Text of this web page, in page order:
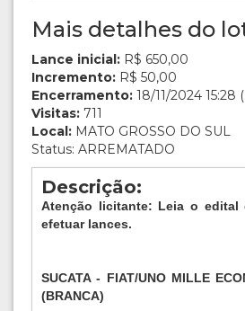
Mais detalhes do
Lance inicial: R$ 650,00
Incremento: R$ 50,00
Encerramento: 18/11/2024 15:28
Visitas: 711
Local: MATO GROSSO DO SUL
Status: ARREMATADO
Descrição:
Atenção licitante: Leia o edital
efetuar lances.
SUCATA - FIAT/UNO MILLE
(BRANCA)